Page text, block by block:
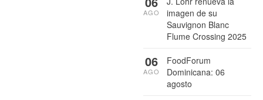
imagen de su
Sauvignon Blanc
Flume Crossing 2025
AGO
FoodForum
Dominicana: 06
agosto
06
AGO